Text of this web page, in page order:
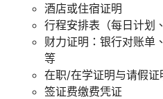
酒店或住宿证明
行程安排表（每日计划
财力证明：银行对账单
等
在职/在学证明与请假证
签证费缴费凭证